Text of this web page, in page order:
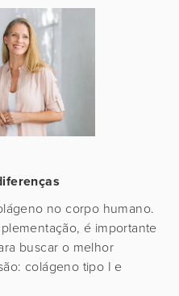
no corpo humano.
é importante
buscar o melhor
colágeno tipo I e